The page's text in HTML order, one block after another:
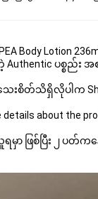
Body Lotion
ပစ္စည်း
းစိတ်သိရှိလိုပါက
details about the
မှာ ဖြစ်ပြီး ၂ ပတ်က